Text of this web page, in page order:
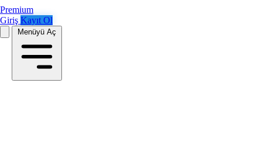
Premium
Giriş Kayıt Ol
Menüyü Aç